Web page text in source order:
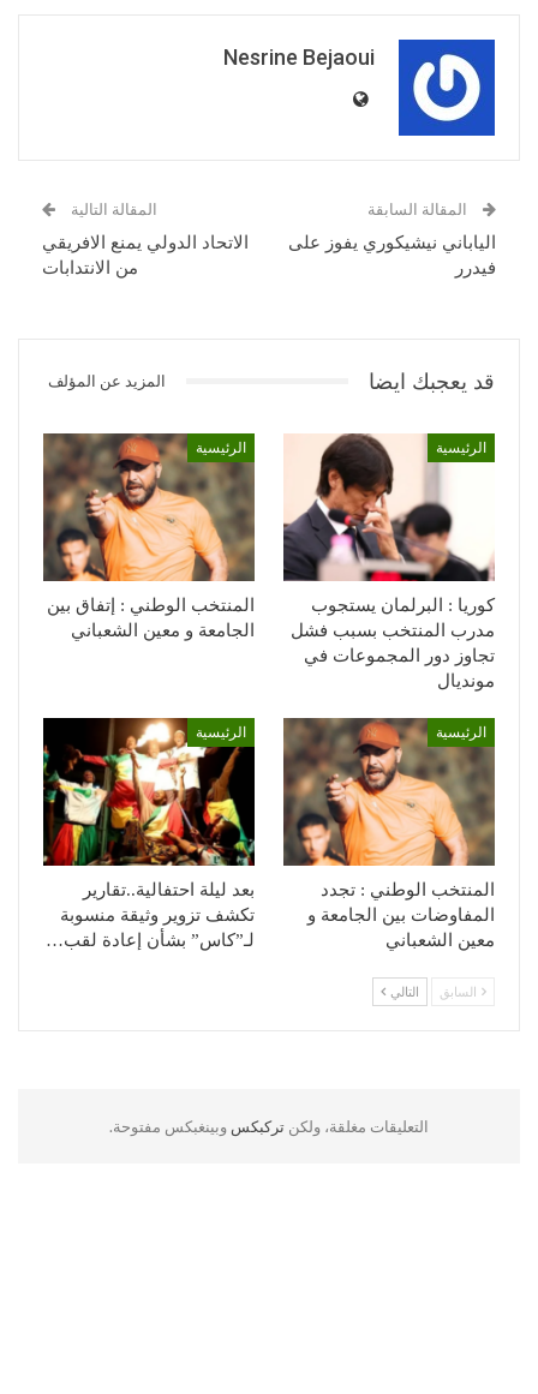
Nesrine Bejaoui
المقالة السابقة
الياباني نيشيكوري يفوز على
فيدرر
المقالة التالية
الاتحاد الدولي يمنع الافريقي
من الانتدابات
قد يعجبك ايضا المزيد عن المؤلف
الرئيسية
كوريا : البرلمان يستجوب
مدرب المنتخب بسبب فشل
تجاوز دور المجموعات في
مونديال
الرئيسية
المنتخب الوطني : إتفاق بين
الجامعة و معين الشعباني
الرئيسية
المنتخب الوطني : تجدد
المفاوضات بين الجامعة و
معين الشعباني
الرئيسية
بعد ليلة احتفالية..تقارير
تكشف تزوير وثيقة منسوبة
لـ”كاس” بشأن إعادة لقب…
السابق التالي
التعليقات مغلقة، ولكن تركبكس وبينغبكس مفتوحة.